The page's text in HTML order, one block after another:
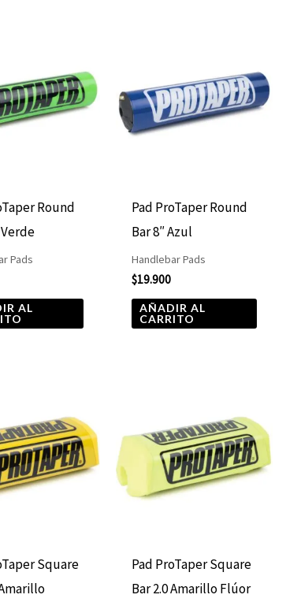
Round
Verde
Pads
AL
Pad ProTaper Round
Bar 8″ Azul
Handlebar Pads
$19.900
AÑADIR AL
CARRITO
Square
Pad ProTaper Square
Bar 2.0 Amarillo Flúor